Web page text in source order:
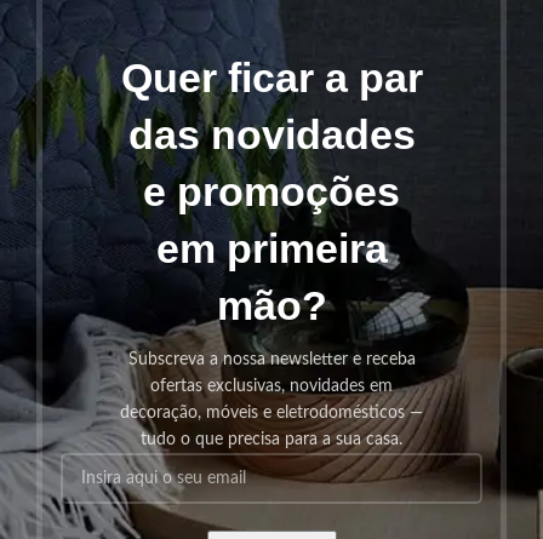
Quer ficar a par
das novidades
e promoções
em primeira
mão?
Subscreva a nossa newsletter e receba
ofertas exclusivas, novidades em
decoração, móveis e eletrodomésticos —
tudo o que precisa para a sua casa.